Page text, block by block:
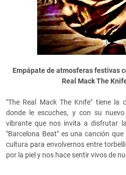
Empápate de atmosferas festivas
Real Mack The
"The Real Mack The Knife" tiene la
donde le escuches, y con su
vibrante que nos invita a disfrutar
"Barcelona Beat" es una canción
cultura para envolvernos entre
por la piel y nos hace sentir vivos de